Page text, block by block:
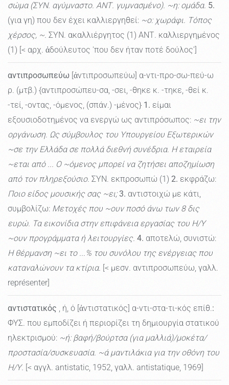
σώμα (ΣΥΝ. αγύμναστο. ΑΝΤ. γυμνασμένο). ~η: ομάδα. 5.
(για γη) που δεν έχει καλλιεργηθεί: ~ο: χωράφι. Τόπος
χέρσος, ~. ΣΥΝ. ακαλλιέργητος (1) ΑΝΤ. καλλιεργημένος
(1) [< αρχ. ἀδούλευτος 'που δεν ήταν ποτέ δούλος']
αντιπροσωπεύω [ἀντιπροσωπεύω] α-ντι-προ-σω-πεύ-ω
ρ. (μτβ.) {αντιπροσώπευ-σα, -σει, -θηκε κ. -τηκε, -θεί κ.
-τεί, -οντας, -όμενος, (σπάν.) -μένος} 1. είμαι
εξουσιοδοτημένος να ενεργώ ως αντιπρόσωπος: ~ει την
οργάνωση. Ως σύμβουλος του Υπουργείου Εξωτερικών
~σε την Ελλάδα σε πολλά διεθνή συνέδρια. Η εταιρεία
~εται από ... Ο ~όμενος μπορεί να ζητήσει αποζημίωση
από τον πληρεξούσιο. ΣΥΝ. εκπροσωπώ (1) 2. εκφράζω:
Ποιο είδος μουσικής σας ~ει; 3. αντιστοιχώ με κάτι,
συμβολίζω: Μετοχές που ~ουν ποσό άνω των 8 δις
ευρώ. Τα εικονίδια στην επιφάνεια εργασίας του Η/Υ
~ουν προγράμματα ή λειτουργίες. 4. αποτελώ, συνιστώ:
H θέρμανση ~ει το ...% του συνόλου της ενέργειας που
καταναλώνουν τα κτίρια. [< μεσν. αντιπροσωπεύω, γαλλ.
représenter]
αντιστατικός , ή, ό [ἀντιστατικός] α-ντι-στα-τι-κός επίθ.:
ΦΥΣ. που εμποδίζει ή περιορίζει τη δημιουργία στατικού
ηλεκτρισμού: ~ή: βαφή/βούρτσα (για μαλλιά)/μοκέτα/
προστασία/συσκευασία. ~ά μαντιλάκια για την οθόνη του
Η/Υ. [< αγγλ. antistatic, 1952, γαλλ. antistatique, 1969]